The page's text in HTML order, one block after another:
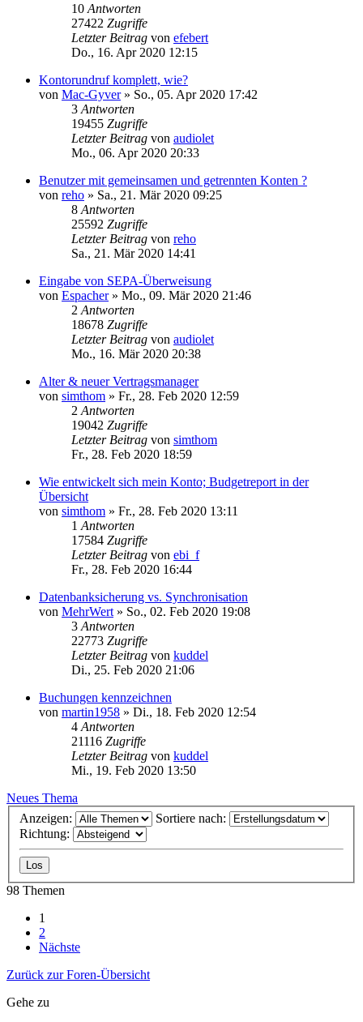
10 Antworten
27422 Zugriffe
Letzter Beitrag von efebert
Do., 16. Apr 2020 12:15
Kontorundruf komplett, wie?
von Mac-Gyver» So., 05. Apr 2020 17:42
3 Antworten
19455 Zugriffe
Letzter Beitrag von audiolet
Mo., 06. Apr 2020 20:33
Benutzer mit gemeinsamen und getrennten Konten ?
von reho » Sa., 21. Mär 2020 09:25
8 Antworten
25592 Zugriffe
Letzter Beitrag von reho
Sa., 21. Mär 2020 14:41
Eingabe von SEPA-Überweisung
von Espacher» Mo., 09. Mär 2020 21:46
2 Antworten
18678 Zugriffe
Letzter Beitrag von audiolet
Mo., 16. Mär 2020 20:38
Alter & neuer Vertragsmanager
von simthom » Fr., 28. Feb 2020 12:59
2 Antworten
19042 Zugriffe
Letzter Beitrag von simthom
Fr., 28. Feb 2020 18:59
Wie entwickelt sich mein Konto; Budgetreport in der
Übersicht
von simthom » Fr., 28. Feb 2020 13:11
1 Antworten
17584 Zugriffe
Letzter Beitrag von ebi_f
Fr., 28. Feb 2020 16:44
Datenbanksicherung vs. Synchronisation
von MehrWert » So., 02. Feb 2020 19:08
3 Antworten
22773 Zugriffe
Letzter Beitrag von kuddel
Di., 25. Feb 2020 21:06
Buchungen kennzeichnen
von martin1958 » Di., 18. Feb 2020 12:54
4 Antworten
21116 Zugriffe
Letzter Beitrag von kuddel
Mi., 19. Feb 2020 13:50
Neues Thema
Anzeigen:
Sortiere nach:
Richtung:
98 Themen
1
2
Nächste
Zurück zur Foren-Übersicht
Gehe zu